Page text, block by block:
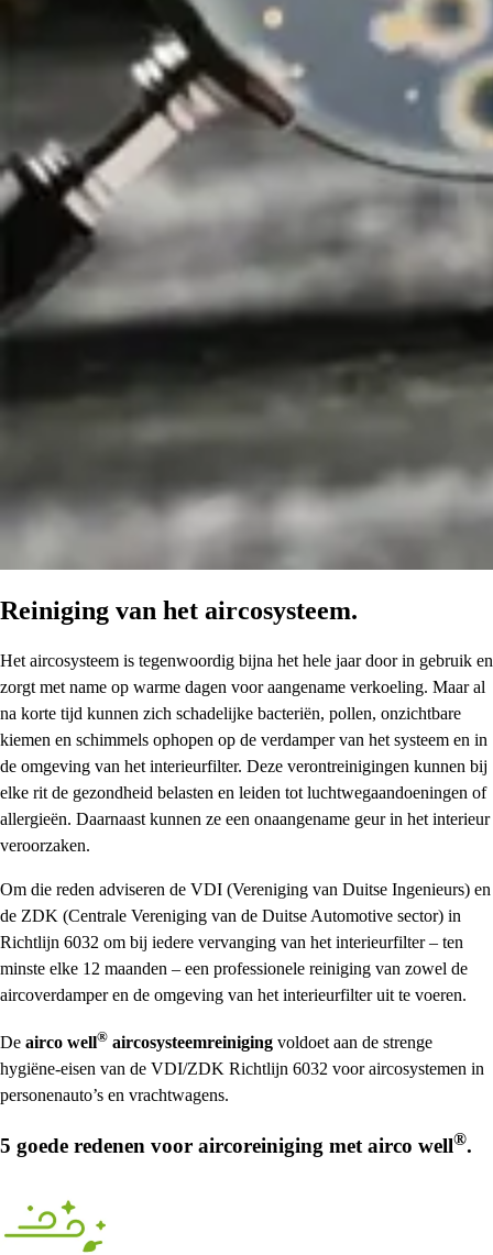
Reiniging van het aircosysteem.
Het aircosysteem is tegenwoordig bijna het hele jaar door in gebruik en
zorgt met name op warme dagen voor aangename verkoeling. Maar al
na korte tijd kunnen zich schadelijke bacteriën, pollen, onzichtbare
kiemen en schimmels ophopen op de verdamper van het systeem en in
de omgeving van het interieurfilter. Deze verontreinigingen kunnen bij
elke rit de gezondheid belasten en leiden tot luchtwegaandoeningen of
allergieën. Daarnaast kunnen ze een onaangename geur in het interieur
veroorzaken.
Om die reden adviseren de VDI (Vereniging van Duitse Ingenieurs) en
de ZDK (Centrale Vereniging van de Duitse Automotive sector) in
Richtlijn 6032 om bij iedere vervanging van het interieurfilter – ten
minste elke 12 maanden – een professionele reiniging van zowel de
aircoverdamper en de omgeving van het interieurfilter uit te voeren.
De airco well® aircosysteemreiniging voldoet aan de strenge
hygiëne-eisen van de VDI/ZDK Richtlijn 6032 voor aircosystemen in
personenauto’s en vrachtwagens.
5 goede redenen voor aircoreiniging metairco well®.